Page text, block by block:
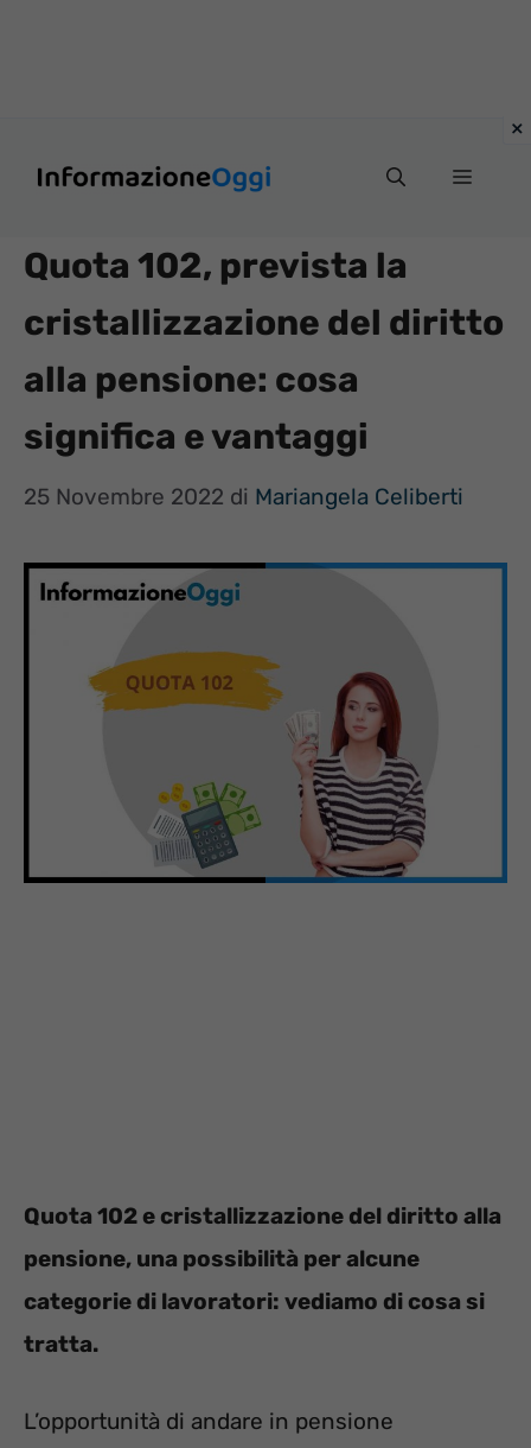
Menu
Quota 102, prevista la
cristallizzazione del diritto
alla pensione: cosa
significa e vantaggi
25 Novembre 2022 di Mariangela Celiberti
Quota 102 e cristallizzazione del diritto alla
pensione, una possibilità per alcune
categorie di lavoratori: vediamo di cosa si
tratta.
L’opportunità di andare in pensione